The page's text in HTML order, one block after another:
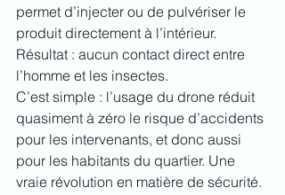
permet d’injecter ou de pulvériser le
produit directement à l’intérieur.
Résultat : aucun contact direct entre
l’homme et les insectes.
C’est simple : l’usage du drone réduit
quasiment à zéro le risque d’accidents
pour les intervenants, et donc aussi
pour les habitants du quartier. Une
vraie révolution en matière de sécurité.